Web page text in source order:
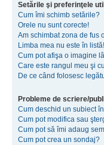
Setările şi preferinţele
Cum îmi schimb setările?
Orele nu sunt corecte!
Am schimbat zona de fus
Limba mea nu este în listă!
Cum pot afişa o imagine
Care este rangul meu şi
De ce când folosesc
Probleme de scriere/
Cum deschid un subiect
Cum pot modifica sau
Cum pot să îmi adaug
Cum pot crea un sondaj?